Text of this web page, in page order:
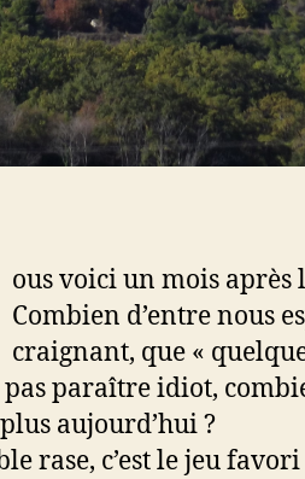
ous voici un mois après
Combien d’entre nous
craignant, que «
paraître idiot,
aujourd’hui ?
rase, c’est le jeu